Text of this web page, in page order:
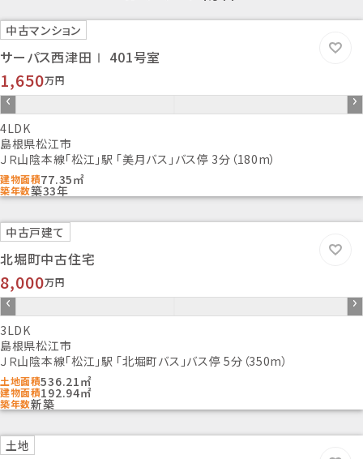
接道状況
一方道路
地目
宅地
セットバック
-
国土法届出
-
建築確認番号
-
-
現況
空
借地期間/地代(月額)
--/-
権利金
-
敷金/保証金
-/-
維持費等
-
引渡し
中古マンション
サーパス西津田Ⅰ 401号室
1,650万円
4LDK
島根県松江市
ＪＲ山陰本線「松江」駅 「美月バス」バス停 3分（180m）
建物面積77.35㎡
築年数築33年
中古戸建て
北堀町中古住宅
8,000万円
3LDK
島根県松江市
ＪＲ山陰本線「松江」駅 「北堀町バス」バス停 5分（350m）
土地面積536.21㎡
建物面積192.94㎡
築年数新築
土地